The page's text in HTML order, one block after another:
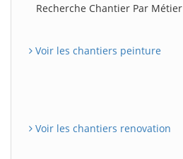
Recherche Chantier Par Métier
Voir les chantiers peinture
Voir les chantiers renovation